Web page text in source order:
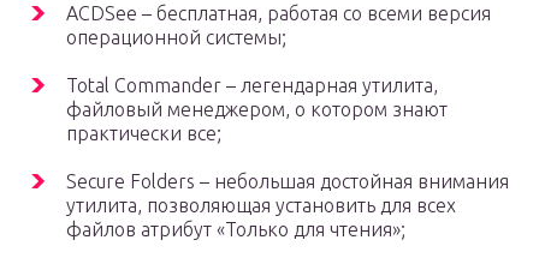
ACDSee – бесплатная, работая со всеми версия
операционной системы;
Total Commander – легендарная утилита,
файловый менеджером, о котором знают
практически все;
Secure Folders – небольшая достойная внимания
утилита, позволяющая установить для всех
файлов атрибут «Только для чтения»;